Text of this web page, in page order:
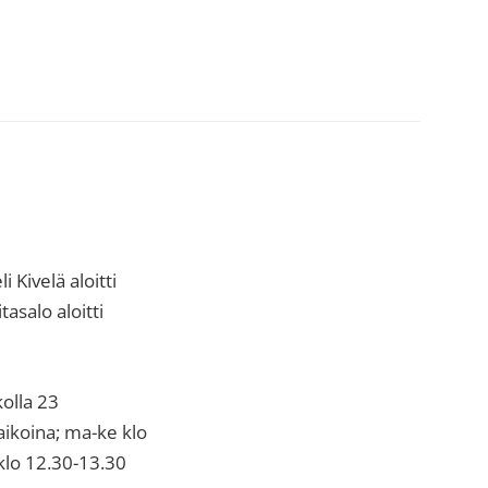
Kivelä aloitti
aloitti
23
ma-ke klo
12.30-13.30